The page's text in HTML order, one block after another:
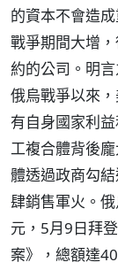
的資本不會造
戰爭期間大增
約的公司。明
俄烏戰爭以來
有自身國家利
工複合體背後
體透過政商勾
肆銷售軍火。
元，5月9日拜
案》，總額達